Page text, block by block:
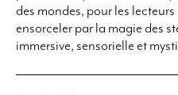
des mondes, pour les
ensorceler par la magie des
immersive, sensorielle et